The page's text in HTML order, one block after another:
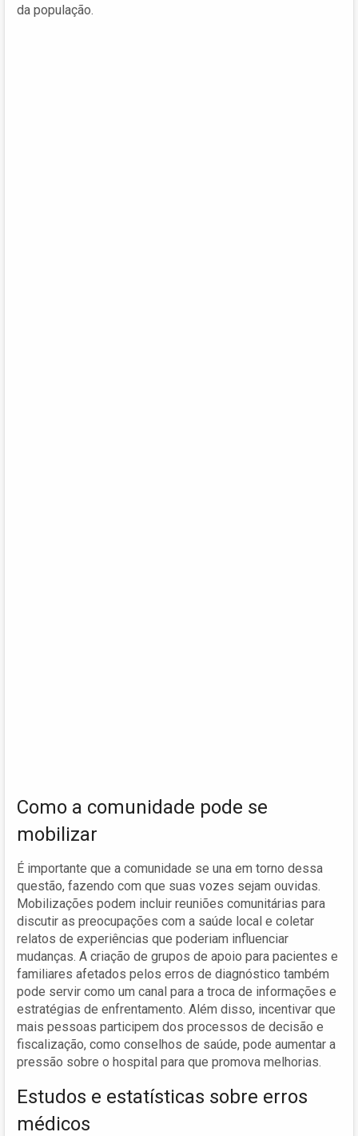
da população.
Como a comunidade pode se
mobilizar
É importante que a comunidade se una em torno dessa
questão, fazendo com que suas vozes sejam ouvidas.
Mobilizações podem incluir reuniões comunitárias para
discutir as preocupações com a saúde local e coletar
relatos de experiências que poderiam influenciar
mudanças. A criação de grupos de apoio para pacientes e
familiares afetados pelos erros de diagnóstico também
pode servir como um canal para a troca de informações e
estratégias de enfrentamento. Além disso, incentivar que
mais pessoas participem dos processos de decisão e
fiscalização, como conselhos de saúde, pode aumentar a
pressão sobre o hospital para que promova melhorias.
Estudos e estatísticas sobre erros
médicos